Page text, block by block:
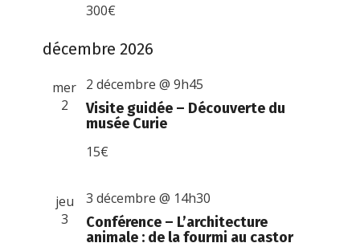
300€
décembre 2026
mer
2
Visite guidée – Découverte du
musée Curie
2 décembre @ 9h45
15€
jeu
3
Conférence – L’architecture
animale : de la fourmi au castor
3 décembre @ 14h30